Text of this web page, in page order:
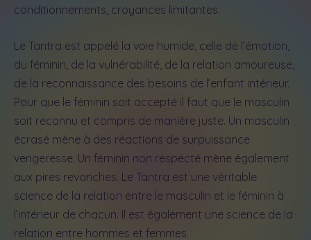
conditionnements, croyances limitantes.
Le Tantra est appelé la voie humide, celle de l’émotion,
du féminin, de la vulnérabilité, de la relation amoureuse,
de la reconnaissance des besoins de l’enfant intérieur.
Pour que le féminin soit accepté il faut que le masculin
soit reconnu et compris de manière juste. Un masculin
écrasé mène à des réactions de surpuissance
vengeresse. Un féminin non respecté mène également
aux pires revanches. Le Tantra est une véritable
science de la relation entre le masculin et le féminin à
l’intérieur de chacun. Il est également une science de la
relation entre hommes et femmes.